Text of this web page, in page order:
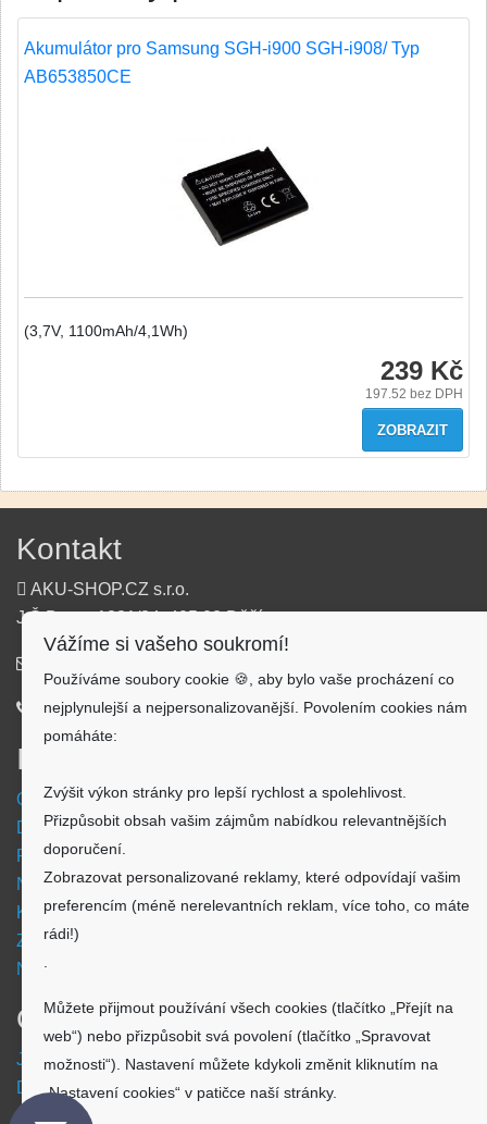
Akumulátor pro Samsung SGH-i900 SGH-i908/ Typ
AB653850CE
(3,7V, 1100mAh/4,1Wh)
239 Kč
197.52 bez DPH
ZOBRAZIT
Kontakt
AKU-SHOP.CZ s.r.o.
J.Š.Baara 1331/34, 405 02 Děčín
720 500 500
Informace
Obchodní podmínky
Doprava a platba
Reklamační formulář
Nastavení cookies
Kde nás najdete
Zpětný odběr vysloužilých elektrozařízení
Návod - akumulátory
O nákupu
Jsme česká společnost
Dostupnost zboží
O výrobci Powery
Vážíme si vašeho soukromí!
Používáme soubory cookie 🍪, aby bylo vaše procházení co
nejplynulejší a nejpersonalizovanější. Povolením cookies nám
pomáháte:
Zvýšit výkon stránky pro lepší rychlost a spolehlivost.
Přizpůsobit obsah vašim zájmům nabídkou relevantnějších
doporučení.
Zobrazovat personalizované reklamy, které odpovídají vašim
preferencím (méně nerelevantních reklam, více toho, co máte
rádi!)
Můžete přijmout používání všech cookies (tlačítko „Přejít na
web“) nebo přizpůsobit svá povolení (tlačítko „Spravovat
možnosti“). Nastavení můžete kdykoli změnit kliknutím na
„Nastavení cookies“ v patičce naší stránky.